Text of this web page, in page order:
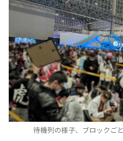
待機列の様子、ブロックご